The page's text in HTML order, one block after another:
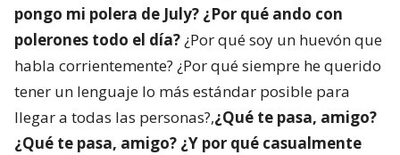
pongo mi polera de July? ¿Por qué ando con
polerones todo el día?¿Por qué soy un huevón que
habla corrientemente? ¿Por qué siempre he querido
tener un lenguaje lo más estándar posible para
llegar a todas las personas?,¿Qué te pasa, amigo?
¿Qué te pasa, amigo? ¿Y por qué casualmente